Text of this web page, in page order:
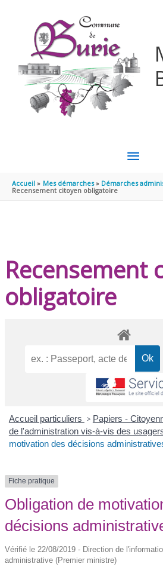
MENU
Accueil Mes démarches
Démarches
Recensement citoyen obligatoire
Recensement
obligatoire
Accueil particuliers > Papiers -
de l'administration vis-à-vis des
motivation des décisions
Fiche pratique
Obligation de
décisions
Vérifié le 22/08/2019 - Direction de
administrative (Premier ministre)